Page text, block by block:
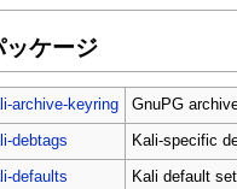
ッケージ
archive-keyring GnuPG
debtags Kali-specific
defaults Kali default